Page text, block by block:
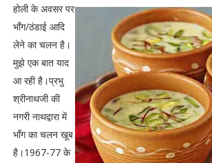
होली के अवसर पर
भाँग/ठंडाई आदि
लेने का चलन है।
मुझे एक बात याद
आ रही है।प्रभु
श्रीनाथजी की
नगरी नाथद्वारा में
भाँग का चलन खूब
है।1967-77 के